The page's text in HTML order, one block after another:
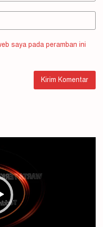
saya pada peramban ini